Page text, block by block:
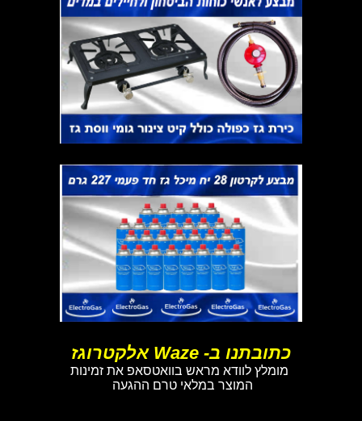
כתובתנו ב- Waze אלקטרוגז
מומלץ לוודא מראש בוואטסאפ את זמינות
המוצר במלאי טרם ההגעה